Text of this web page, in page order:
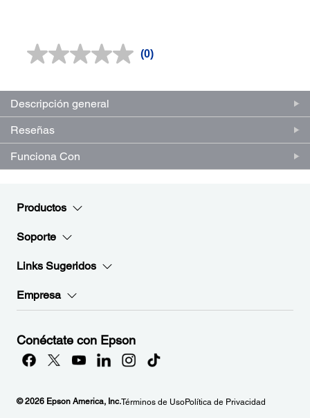
Sin
en
misma
(0)
Descripción general
Reseñas
Funciona Con
Productos
Soporte
Links Sugeridos
Empresa
Conéctate con Epson
© 2026 Epson America, Inc.Términos de UsoPolítica de Privacidad